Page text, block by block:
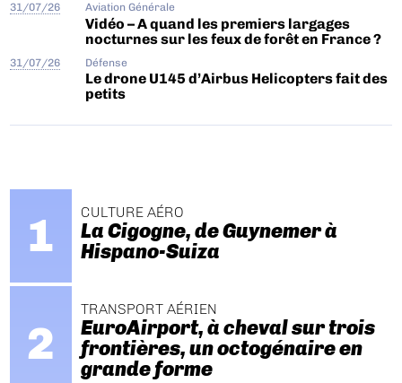
31/07/26 Aviation Générale
Vidéo – A quand les premiers largages
nocturnes sur les feux de forêt en France ?
31/07/26 Défense
Le drone U145 d’Airbus Helicopters fait des
petits
CULTURE AÉRO
La Cigogne, de Guynemer à
Hispano-Suiza
TRANSPORT AÉRIEN
EuroAirport, à cheval sur trois
frontières, un octogénaire en
grande forme